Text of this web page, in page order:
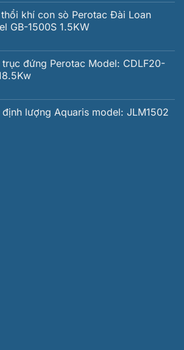
khí con sò Perotac Đài Loan
GB-1500S 1.5KW
trục đứng Perotac Model: CDLF20-
định lượng Aquaris model: JLM1502